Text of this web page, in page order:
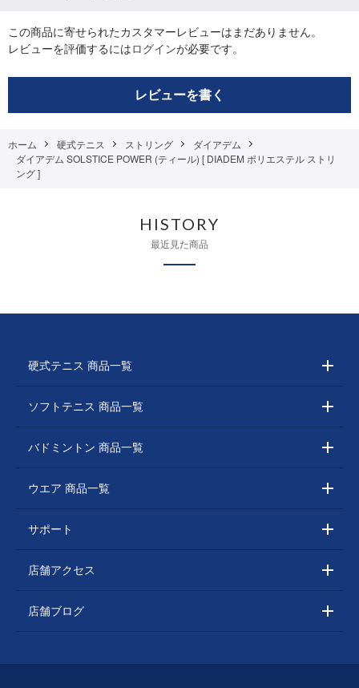
この商品に寄せられたカスタマーレビューはまだありません。
レビューを評価するにはログインが必要です。
レビューを書く
ホーム 硬式テニス ストリング
ダイアデム
ダイアデム SOLSTICE POWER (ティール) [ DIADEM ポリエステル ストリ
ング ]
HISTORY
最近見た商品
硬式テニス 商品一覧
ソフトテニス 商品一覧
バドミントン 商品一覧
ウエア 商品一覧
サポート
店舗アクセス
店舗ブログ